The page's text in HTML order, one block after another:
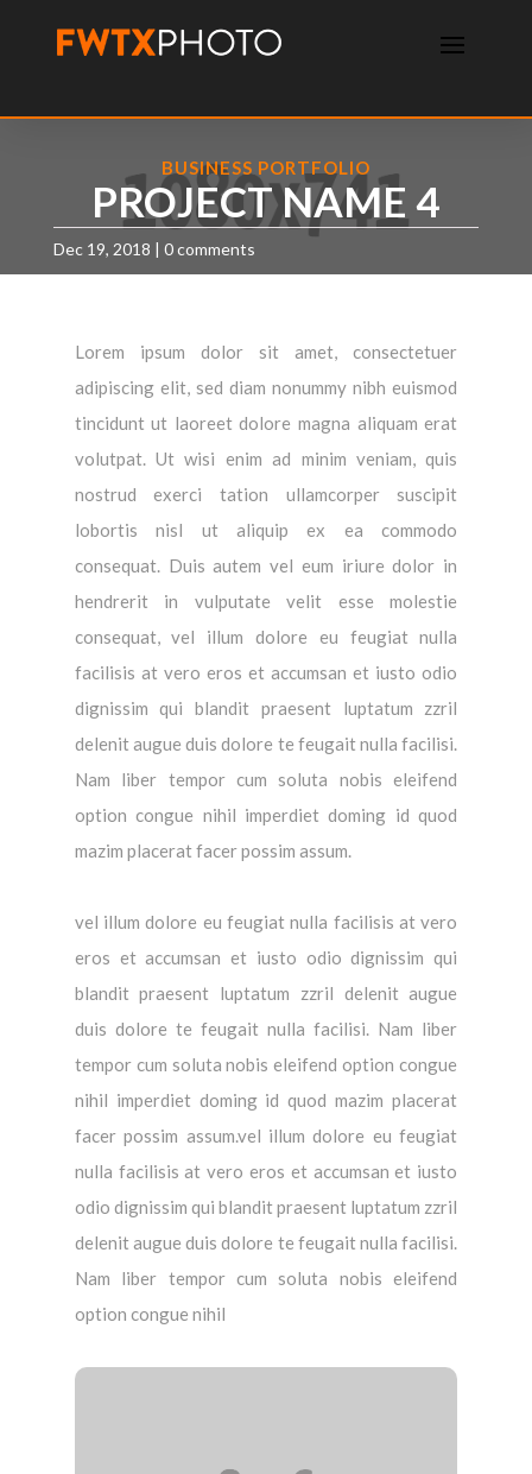
BUSINESS PORTFOLIO
PROJECT NAME 4
Dec 19, 2018 | 0 comments
Lorem ipsum dolor sit amet, consectetuer
adipiscing elit, sed diam nonummy nibh euismod
tincidunt ut laoreet dolore magna aliquam erat
volutpat. Ut wisi enim ad minim veniam, quis
nostrud exerci tation ullamcorper suscipit
lobortis nisl ut aliquip ex ea commodo
consequat. Duis autem vel eum iriure dolor in
hendrerit in vulputate velit esse molestie
consequat, vel illum dolore eu feugiat nulla
facilisis at vero eros et accumsan et iusto odio
dignissim qui blandit praesent luptatum zzril
delenit augue duis dolore te feugait nulla facilisi.
Nam liber tempor cum soluta nobis eleifend
option congue nihil imperdiet doming id quod
mazim placerat facer possim assum.
vel illum dolore eu feugiat nulla facilisis at vero
eros et accumsan et iusto odio dignissim qui
blandit praesent luptatum zzril delenit augue
duis dolore te feugait nulla facilisi. Nam liber
tempor cum soluta nobis eleifend option congue
nihil imperdiet doming id quod mazim placerat
facer possim assum.vel illum dolore eu feugiat
nulla facilisis at vero eros et accumsan et iusto
odio dignissim qui blandit praesent luptatum zzril
delenit augue duis dolore te feugait nulla facilisi.
Nam liber tempor cum soluta nobis eleifend
option congue nihil